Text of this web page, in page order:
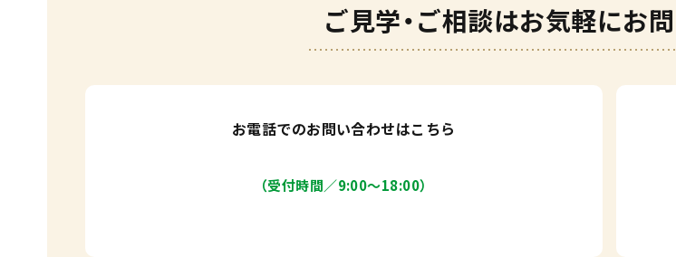
ご見学・ご相談はお気軽にお
お電話でのお問い合わせはこちら
（受付時間／9:00〜18:00）